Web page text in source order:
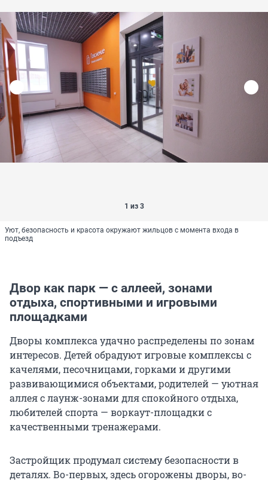
1 из 3
Уют, безопасность и красота окружают жильцов с момента входа в
подъезд
Двор как парк — с аллеей, зонами
отдыха, спортивными и игровыми
площадками
Дворы комплекса удачно распределены по зонам
интересов. Детей обрадуют игровые комплексы с
качелями, песочницами, горками и другими
развивающимися объектами, родителей — уютная
аллея с лаунж-зонами для спокойного отдыха,
любителей спорта — воркаут-площадки с
качественными тренажерами.
Застройщик продумал систему безопасности в
деталях. Во-первых, здесь огорожены дворы, во-